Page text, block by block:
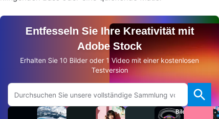
Entfesseln Sie Ihre Kreativität mit
Adobe Stock
Erhalten Sie 10 Bilder oder 1 Video mit einer kostenlosen
Testversion
Auf Adobe.com suchen
Videos Audio Bilder